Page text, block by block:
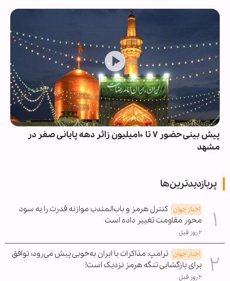
پیش بینی حضور ۷ تا ۱۰میلیون زائر دهه پایانی صفر در
مشهد
پربازدیدترین‌ها
اخبار جهان کنترل هرمز و باب‌المندب موازنه قدرت را به سود
محور مقاومت تغییر داده است
۲ روز قبل
اخبار جهان ترامپ: مذاکرات با ایران به‌خوبی پیش می‌رود؛ توافق
برای بازگشایی تنگه هرمز نزدیک است!
۲ روز قبل